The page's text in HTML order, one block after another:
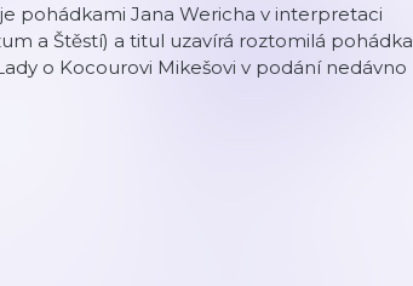
pohádkami Jana Wericha v interpretaci
a Štěstí) a titul uzavírá roztomilá pohádka
o Kocourovi Mikešovi v podání nedávno